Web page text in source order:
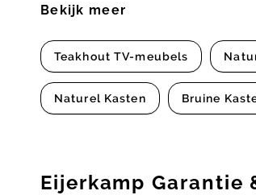
Bekijk meer
Teakhout TV-meubels
Naturel Kasten Bruine
Eijerkamp Garantie